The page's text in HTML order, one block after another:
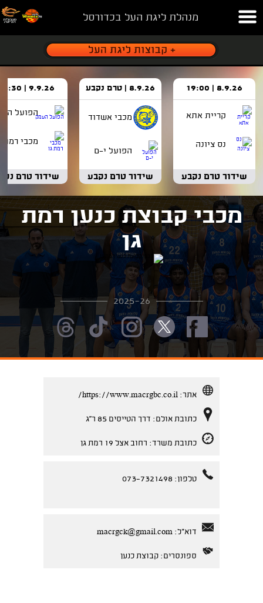
מנהלת ליגת העל בכדורסל
8.9.26 | 19:00
קריית אתא
נס ציונה
שידור טרם נקבע
8.9.26 | טרם נקבע
מכבי אשדוד
הפועל י-ם
שידור טרם נקבע
9.9.26 | 18:30
הפועל
מכבי רמת
שידור טרם
מכבי קבוצת כנען רמת
גן
2025-26
אתר: https://www.macrgbc.co.il/
כתובת אולם: דרך הטייסים 85 ר''ג
כתובת משרד: רחוב אצל 19 רמת גן
טלפון: 073-7321498
דוא"ל: macrgck@gmail.com
ספונסרים: קבוצת כנען